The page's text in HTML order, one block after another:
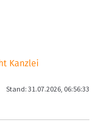
Stand: 31.07.2026, 06:56:33